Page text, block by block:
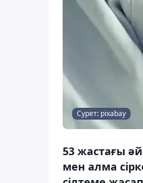
Сурет: pixabay
53 жастағы
мен алма